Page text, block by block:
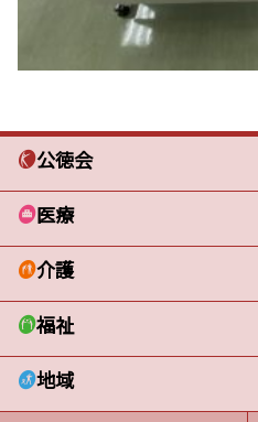
公徳会
医療
介護
福祉
地域